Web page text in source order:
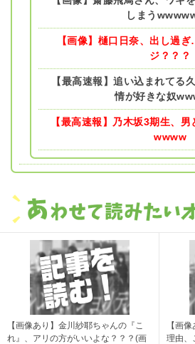
しまう
【画像】樋口日奈、出し過
ジ？？？
【最高速報】追い込まれてる
情が好きな奴
【最高速報】乃木坂3期生、
wwww
【画像あり】金川紗耶ちゃんの『こ
れ』、アリの方がいいよな？？？(画
【画
理由、